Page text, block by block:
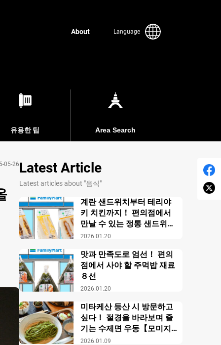
About Language
유용한 팁 Area Search
05-26Latest Article
Latest articles about "음식"
2026.01.20
계란 샌드위치부터 테리야
키 치킨까지！ 편의점에서
만날 수 있는 정통 샌드위치
【패밀리마트】
2026.01.20
맛과 만족도로 엄선！ 편의
점에서 사야 할 주먹밥 재료
８선
2026.01.09
미타케산 등산 시 방문하고
싶다！ 절경을 바라보며 즐
기는 수제면 우동【모미지
야】